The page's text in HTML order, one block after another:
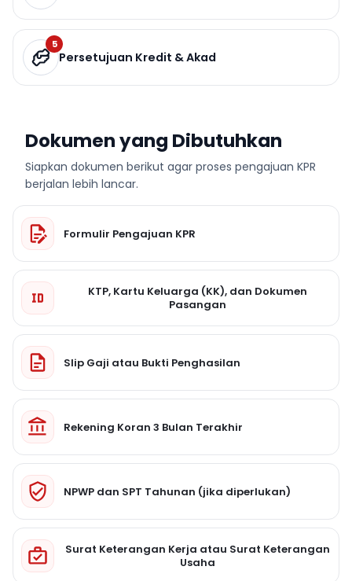
5
Persetujuan Kredit & Akad
Dokumen yang Dibutuhkan
Siapkan dokumen berikut agar proses pengajuan KPR
berjalan lebih lancar.
Formulir Pengajuan KPR
KTP, Kartu Keluarga (KK), dan Dokumen
Pasangan
Slip Gaji atau Bukti Penghasilan
Rekening Koran 3 Bulan Terakhir
NPWP dan SPT Tahunan (jika diperlukan)
Surat Keterangan Kerja atau Surat Keterangan
Usaha